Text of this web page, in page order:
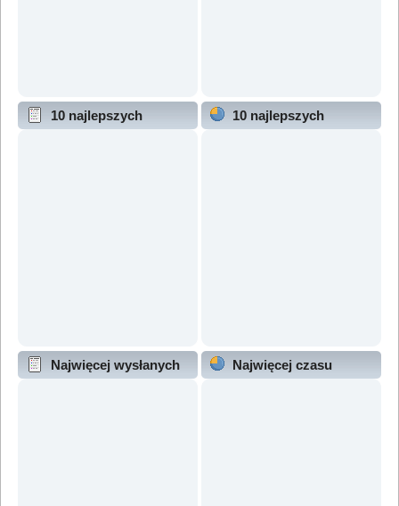
10 najlepszych
10 najlepszych
Najwięcej wysłanych
Najwięcej czasu